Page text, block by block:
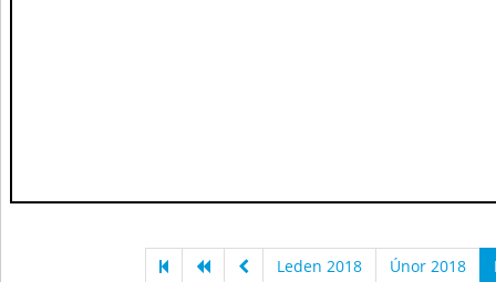
Leden 2018 Únor 2018